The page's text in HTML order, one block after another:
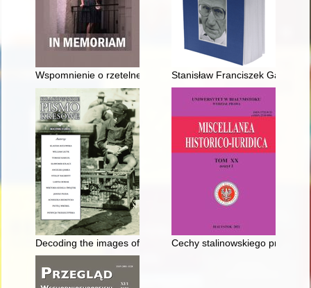
Wspomnienie o rzetelnej badaczce = A memory of a reliable
Stanisław Franciszek Gajerski
Decoding the images of the Polish countryside, by Louise
Cechy stalinowskiego prawa